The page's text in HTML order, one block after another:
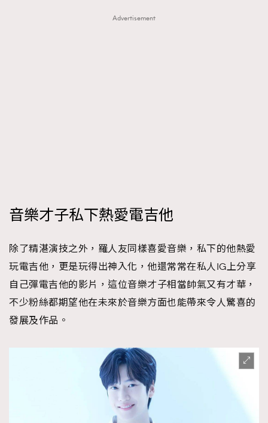
Advertisement
音樂才子私下熱愛電吉他
除了精湛演技之外，羅人友同樣喜愛音樂，私下的他熱愛
玩電吉他，更是玩得出神入化，他還常常在私人IG上分享
自己彈電吉他的影片，這位音樂才子相當帥氣又有才華，
不少粉絲都期望他在未來於音樂方面也能帶來令人驚喜的
發展及作品。